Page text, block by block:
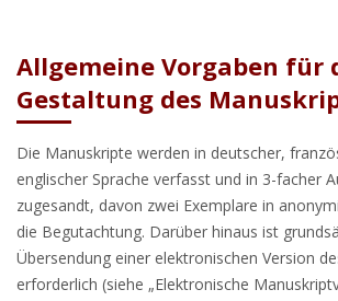
Allgemeine Vorgaben für
Gestaltung des
Die Manuskripte werden in deutscher,
englischer Sprache verfasst und in 3-facher
zugesandt, davon zwei Exemplare in
die Begutachtung. Darüber hinaus ist
Übersendung einer elektronischen Version
erforderlich (siehe „Elektronische